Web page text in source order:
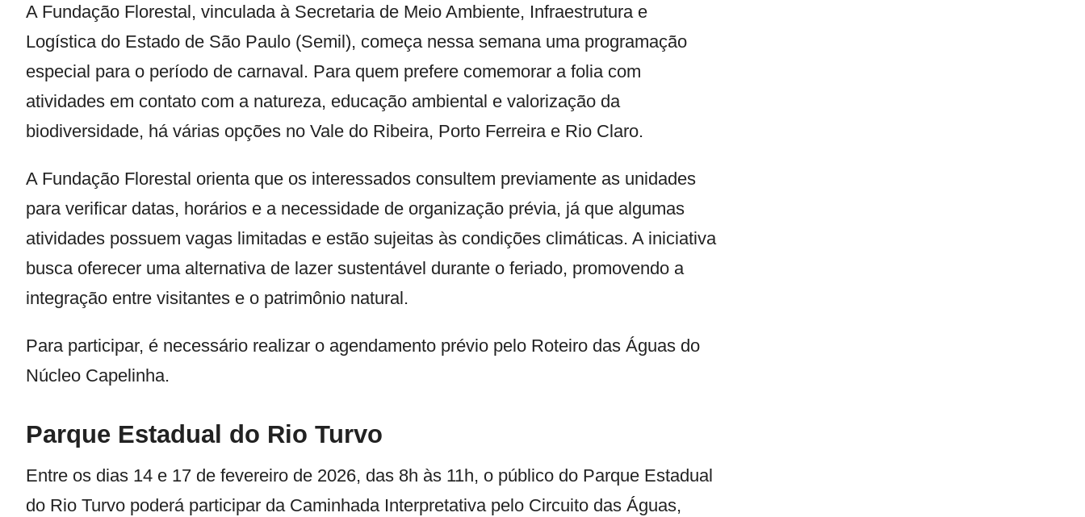
A Fundação Florestal, vinculada à Secretaria de Meio Ambiente, Infraestrutura e
Logística do Estado de São Paulo (Semil), começa nessa semana uma programação
especial para o período de carnaval. Para quem prefere comemorar a folia com
atividades em contato com a natureza, educação ambiental e valorização da
biodiversidade, há várias opções no Vale do Ribeira, Porto Ferreira e Rio Claro.
A Fundação Florestal orienta que os interessados consultem previamente as unidades
para verificar datas, horários e a necessidade de organização prévia, já que algumas
atividades possuem vagas limitadas e estão sujeitas às condições climáticas. A iniciativa
busca oferecer uma alternativa de lazer sustentável durante o feriado, promovendo a
integração entre visitantes e o patrimônio natural.
Para participar, é necessário realizar o agendamento prévio pelo Roteiro das Águas do
Núcleo Capelinha.
Parque Estadual do Rio Turvo
Entre os dias 14 e 17 de fevereiro de 2026, das 8h às 11h, o público do Parque Estadual
do Rio Turvo poderá participar da Caminhada Interpretativa pelo Circuito das Águas,